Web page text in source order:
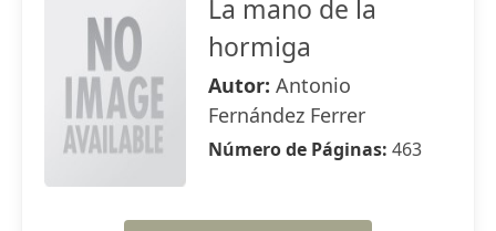
La mano de la
hormiga
Autor: Antonio
Fernández Ferrer
Número de Páginas: 463